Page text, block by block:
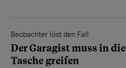
Beobachter löst den Fall
Der Garagist muss in die
Tasche greifen